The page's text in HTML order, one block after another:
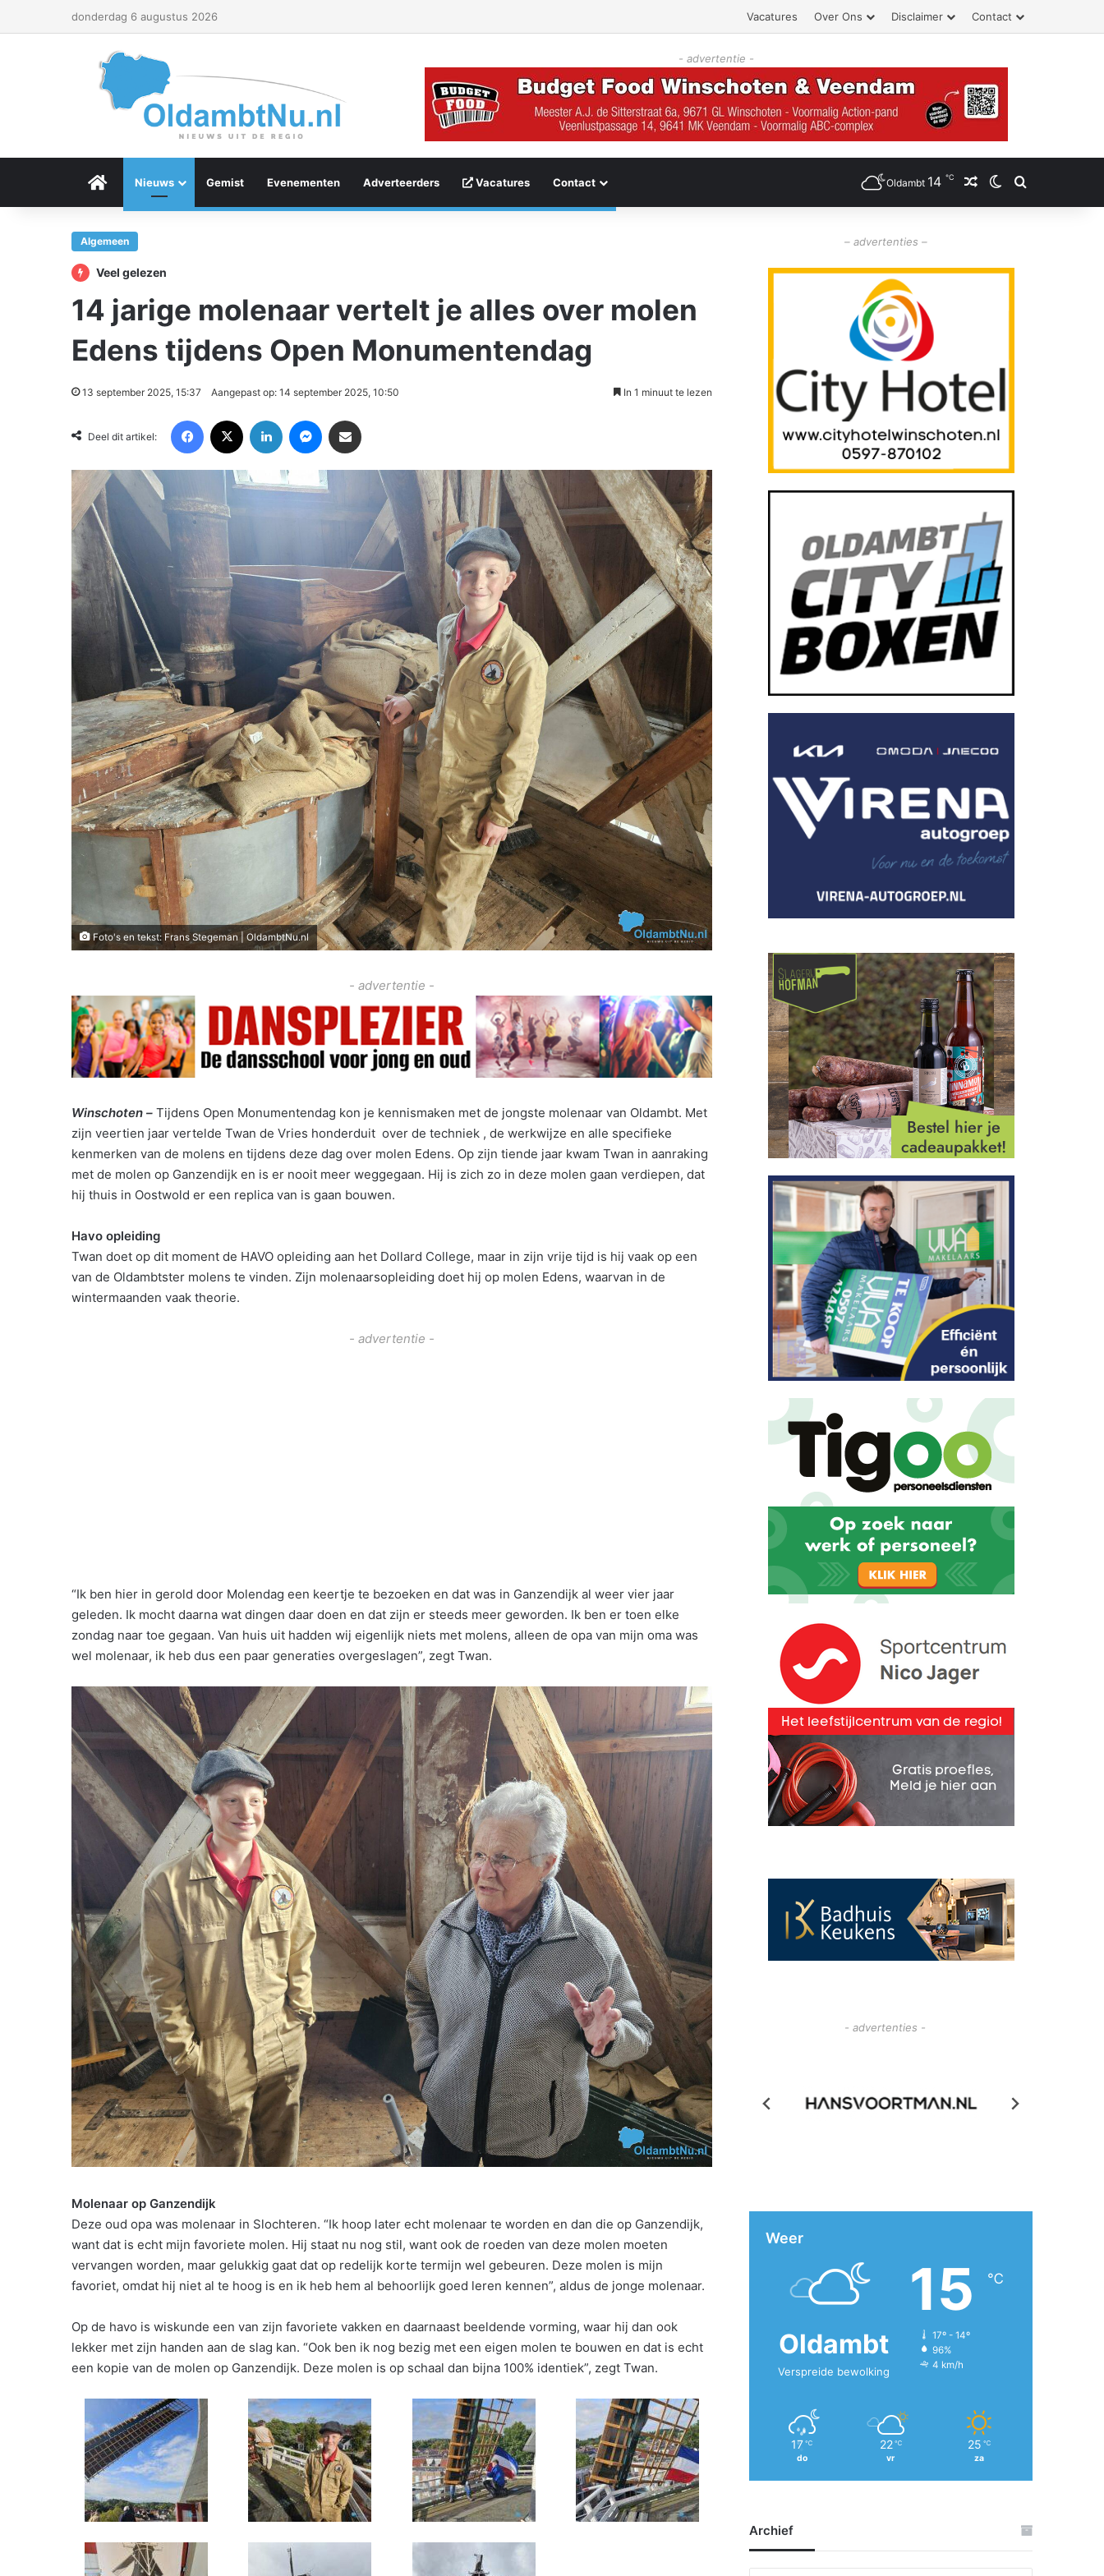
donderdag 6 augustus 2026 Vacatures Over Ons Disclaimer Contact
- advertentie -
Menu Item
Nieuws Gemist Evenementen Adverteerders Vacatures Contact Oldambt 14 ℃ Willekeurig artikel
Switch skin
Zoeken
Algemeen
Veel gelezen
14 jarige molenaar vertelt je alles over molen
Edens tijdens Open Monumentendag
13 september 2025, 15:37 Aangepast op: 14 september 2025, 10:50 In 1 minuut te lezen
Deel dit artikel:
Foto's en tekst: Frans Stegeman | OldambtNu.nl
- advertentie -
Winschoten – Tijdens Open Monumentendag kon je kennismaken met de jongste molenaar van Oldambt. Met
zijn veertien jaar vertelde Twan de Vries honderduit over de techniek , de werkwijze en alle specifieke
kenmerken van de molens en tijdens deze dag over molen Edens. Op zijn tiende jaar kwam Twan in aanraking
met de molen op Ganzendijk en is er nooit meer weggegaan. Hij is zich zo in deze molen gaan verdiepen, dat
hij thuis in Oostwold er een replica van is gaan bouwen.
Havo opleiding
Twan doet op dit moment de HAVO opleiding aan het Dollard College, maar in zijn vrije tijd is hij vaak op een
van de Oldambtster molens te vinden. Zijn molenaarsopleiding doet hij op molen Edens, waarvan in de
wintermaanden vaak theorie.
- advertentie -
“Ik ben hier in gerold door Molendag een keertje te bezoeken en dat was in Ganzendijk al weer vier jaar
geleden. Ik mocht daarna wat dingen daar doen en dat zijn er steeds meer geworden. Ik ben er toen elke
zondag naar toe gegaan. Van huis uit hadden wij eigenlijk niets met molens, alleen de opa van mijn oma was
wel molenaar, ik heb dus een paar generaties overgeslagen”, zegt Twan.
Molenaar op Ganzendijk
Deze oud opa was molenaar in Slochteren. “Ik hoop later echt molenaar te worden en dan die op Ganzendijk,
want dat is echt mijn favoriete molen. Hij staat nu nog stil, want ook de roeden van deze molen moeten
vervangen worden, maar gelukkig gaat dat op redelijk korte termijn wel gebeuren. Deze molen is mijn
favoriet, omdat hij niet al te hoog is en ik heb hem al behoorlijk goed leren kennen”, aldus de jonge molenaar.
Op de havo is wiskunde een van zijn favoriete vakken en daarnaast beeldende vorming, waar hij dan ook
lekker met zijn handen aan de slag kan. “Ook ben ik nog bezig met een eigen molen te bouwen en dat is echt
een kopie van de molen op Ganzendijk. Deze molen is op schaal dan bijna 100% identiek”, zegt Twan.
– advertenties –
- advertenties -
Weer
Oldambt
Verspreide bewolking
15 ℃
17º - 14º
96%
4 km/h
17 ℃
do
22 ℃
vr
25 ℃
za
Archief